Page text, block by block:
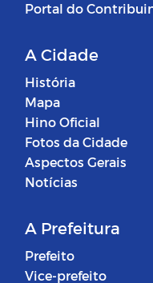
Portal do
A Cidade
História
Mapa
Hino Oficial
Fotos da Cidade
Aspectos Gerais
Notícias
A Prefeitura
Prefeito
Vice-prefeito